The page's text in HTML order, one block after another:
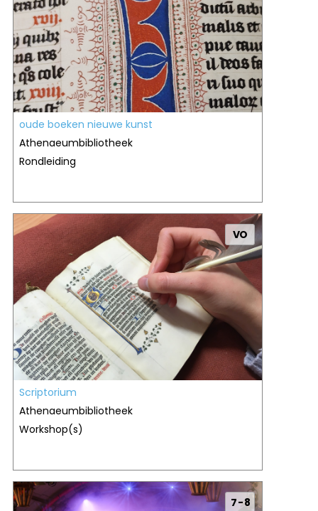
oude boeken nieuwe kunst
Athenaeumbibliotheek
Rondleiding
VO
Scriptorium
Athenaeumbibliotheek
Workshop(s)
7 - 8